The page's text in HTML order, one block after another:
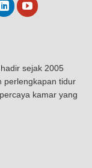
sejak 2005
perlengkapan tidur
kamar yang